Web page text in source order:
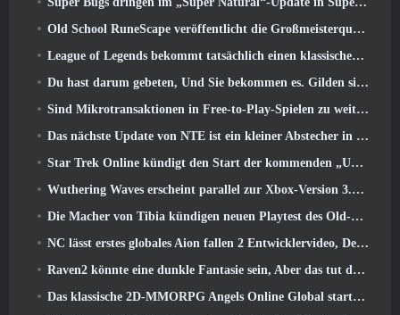
Old School RuneScape veröffentlicht die Großmeisterquest „The Blood Moon Rises“., Eine 20-jährige Questreihe geht zu Ende
League of Legends bekommt tatsächlich einen klassischen Modus
Du hast darum gebeten, Und Sie bekommen es. Gilden sind jetzt in Eterspire verfügbar
Sind Mikrotransaktionen in Free-to-Play-Spielen zu weit gegangen??
Das nächste Update von NTE ist ein kleiner Abstecher in ein Fantasy-Tabletop-Spiel
Star Trek Online kündigt den Start der kommenden „Undiscovered“-Staffel an
Wuthering Waves erscheint parallel zur Xbox-Version 3.5 Aktualisieren
Die Macher von Tibia kündigen neuen Playtest des Old-School-Zombie-MMORPGs an, Online bestehen bleiben
NC lässt erstes globales Aion fallen 2 Entwicklervideo, Details zum Spiel teilen
Raven2 könnte eine dunkle Fantasie sein, Aber das tut dem Sommerspaß keinen Abbruch
Das klassische 2D-MMORPG Angels Online Global startet heute